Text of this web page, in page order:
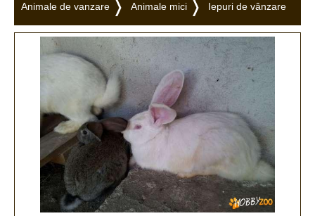
Animale de vanzare Animale mici Iepuri de vânzare